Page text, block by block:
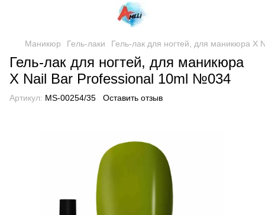
Маникюр Гель-лаки Гель-лак для ногтей, для маникюра
Гель-лак для ногтей, для маникюра
X Nail Bar Professional 10ml №034
Артикул: MS-00254/35 Оставить отзыв